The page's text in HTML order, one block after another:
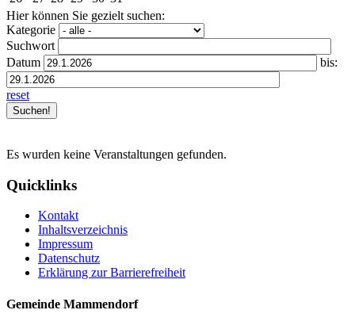
Hier können Sie gezielt suchen:
Kategorie
Suchwort
Datum
bis:
reset
Es wurden keine Veranstaltungen gefunden.
Quicklinks
Kontakt
Inhaltsverzeichnis
Impressum
Datenschutz
Erklärung zur Barrierefreiheit
Gemeinde Mammendorf